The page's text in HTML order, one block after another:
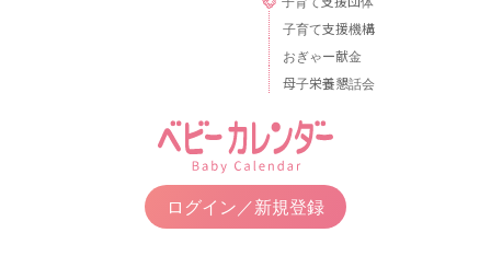
子育て支援機構
おぎゃー献金
母子栄養懇話会
ログイン／新規登録